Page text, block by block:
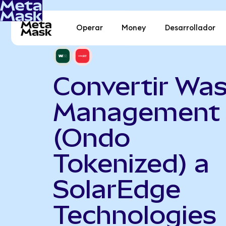
Operar Money Desarrollador
Convertir
Management
(Ondo
Tokenized) a
SolarEdge
Technologies